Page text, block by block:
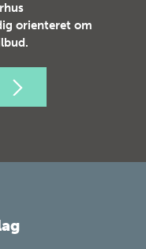
orienteret om